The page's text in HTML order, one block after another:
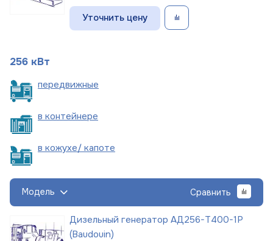
Уточнить цену
256 кВт
передвижные
в контейнере
в кожухе/ капоте
Модель Сравнить
Дизельный генератор АД256-Т400-1Р
(Baudouin)